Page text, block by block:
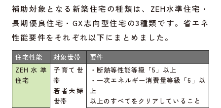
補助対象となる新築住宅の種類は、ZEH水準住宅・
長期優良住宅・GX志向型住宅の3種類です。省エネ
性能要件をそれぞれ以下にまとめました。
住宅性能 対象世帯
要件
ZEH水準
住宅
子育て世
帯
若者夫婦
世帯
・断熱等性能等級「5」以上
・一次エネルギー消費量等級「6」以
上
以上のすべてをクリアしていること